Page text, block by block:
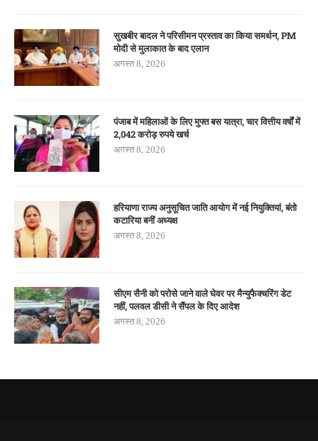
सुखबीर बादल ने परिसीमन प्रस्ताव का किया समर्थन, PM
मोदी से मुलाकात के बाद एलान
अगस्त 8, 2026
पंजाब में महिलाओं के लिए मुफ्त बस यात्रा, चार वित्तीय वर्षों में
2,042 करोड़ रुपये खर्च
अगस्त 8, 2026
हरियाणा राज्य अनुसूचित जाति आयोग में नई नियुक्तियां, बंतो
कटारिया बनीं अध्यक्ष
अगस्त 8, 2026
सीएम सैनी को परोसे जाने वाले घेवर पर मैन्युफैक्चरिंग डेट
नहीं, पलवल डीसी ने सैंपल के दिए आदेश
अगस्त 8, 2026